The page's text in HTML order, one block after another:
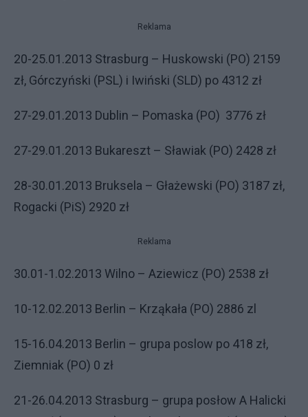
Reklama
20-25.01.2013 Strasburg – Huskowski (PO) 2159
zł, Górczyński (PSL) i Iwiński (SLD) po 4312 zł
27-29.01.2013 Dublin – Pomaska (PO) 3776 zł
27-29.01.2013 Bukareszt – Sławiak (PO) 2428 zł
28-30.01.2013 Bruksela – Głażewski (PO) 3187 zł,
Rogacki (PiS) 2920 zł
Reklama
30.01-1.02.2013 Wilno – Aziewicz (PO) 2538 zł
10-12.02.2013 Berlin – Krząkała (PO) 2886 zl
15-16.04.2013 Berlin – grupa poslow po 418 zł,
Ziemniak (PO) 0 zł
21-26.04.2013 Strasburg – grupa posłow A Halicki